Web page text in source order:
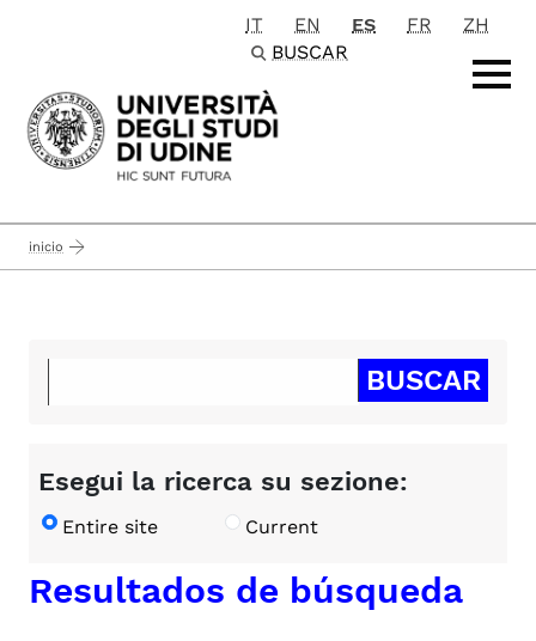
Passa al contenuto principale
IT EN ES FR
ZH
BUSCAR
inicio
Esegui la ricerca su sezione:
Entire site Current
Resultados de búsqueda